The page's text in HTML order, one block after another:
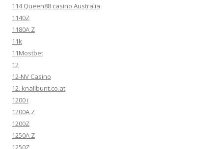
114 Queen88 casino Australia
1140Z
1180A Z
11k
11Mostbet
12
12-NV Casino
12. knallbunt.co.at
1200 i
1200A Z
1200Z
1250A Z
1250Z